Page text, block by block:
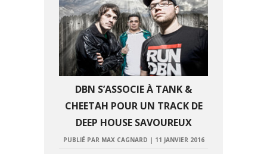
DBN S’ASSOCIE À TANK &
CHEETAH POUR UN TRACK DE
DEEP HOUSE SAVOUREUX
PUBLIÉ PAR MAX CAGNARD | 11 JANVIER 2016